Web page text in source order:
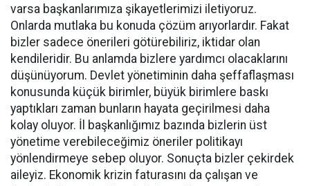
varsa başkanlarımıza şikayetlerimizi iletiyoruz.
Onlarda mutlaka bu konuda çözüm arıyorlardır. Fakat
bizler sadece önerileri götürebiliriz, iktidar olan
kendileridir. Bu anlamda bizlere yardımcı olacaklarını
düşünüyorum. Devlet yönetiminin daha şeffaflaşması
konusunda küçük birimler, büyük birimlere baskı
yaptıkları zaman bunların hayata geçirilmesi daha
kolay oluyor. İl başkanlığımız bazında bizlerin üst
yönetime verebileceğimiz öneriler politikayı
yönlendirmeye sebep oluyor. Sonuçta bizler çekirdek
aileyiz. Ekonomik krizin faturasını da çalışan ve